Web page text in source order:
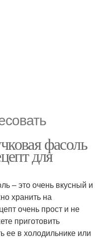
фасоль
для
– это очень вкусный и
хранить на
очень прост и не
приготовить
ее в холодильнике или